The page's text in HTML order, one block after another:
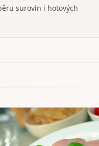
surovin i hotových